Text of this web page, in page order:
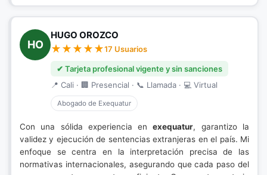
HO
HUGO OROZCO
17 Usuarios
✔ Tarjeta profesional vigente y sin sanciones
📍 Cali · 🏢 Presencial · 📞 Llamada · 💻 Virtual
Abogado de Exequatur
Con una sólida experiencia enexequatur, garantizo la
validez y ejecución de sentencias extranjeras en el país. Mi
enfoque se centra en la interpretación precisa de las
normativas internacionales, asegurando que cada paso del